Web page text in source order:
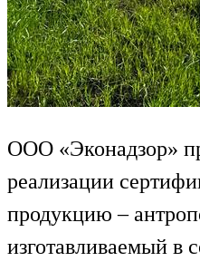
ООО «Эконадзор»
реализации
продукцию –
изготавливаемый в